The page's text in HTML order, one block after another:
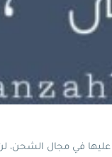
في مجال الشحن،